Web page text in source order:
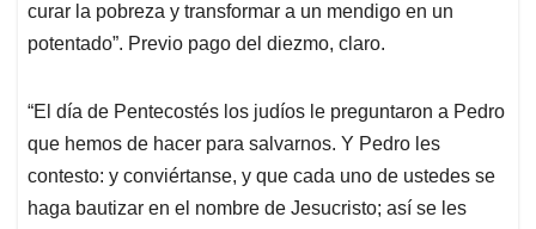
curar la pobreza y transformar a un mendigo en un
potentado”. Previo pago del diezmo, claro.
“El día de Pentecostés los judíos le preguntaron a Pedro
que hemos de hacer para salvarnos. Y Pedro les
contesto: y conviértanse, y que cada uno de ustedes se
haga bautizar en el nombre de Jesucristo; así se les